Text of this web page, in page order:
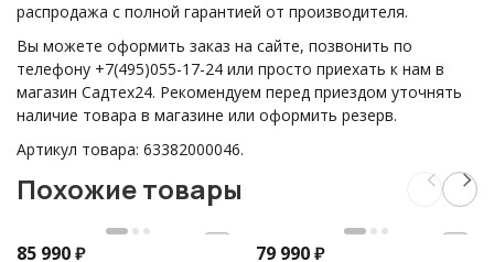
распродажа с полной гарантией от производителя.
Вы можете оформить заказ на сайте, позвонить по
телефону +7(495)055-17-24 или просто приехать к нам в
магазин Садтех24. Рекомендуем перед приездом уточнять
наличие товара в магазине или оформить резерв.
Артикул товара: 63382000046.
Похожие товары
85 990₽ 79 990 ₽